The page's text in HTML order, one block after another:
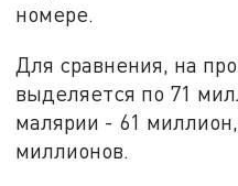
номере.
Для сравнения, на
выделяется по 71
малярии - 61
миллионов.